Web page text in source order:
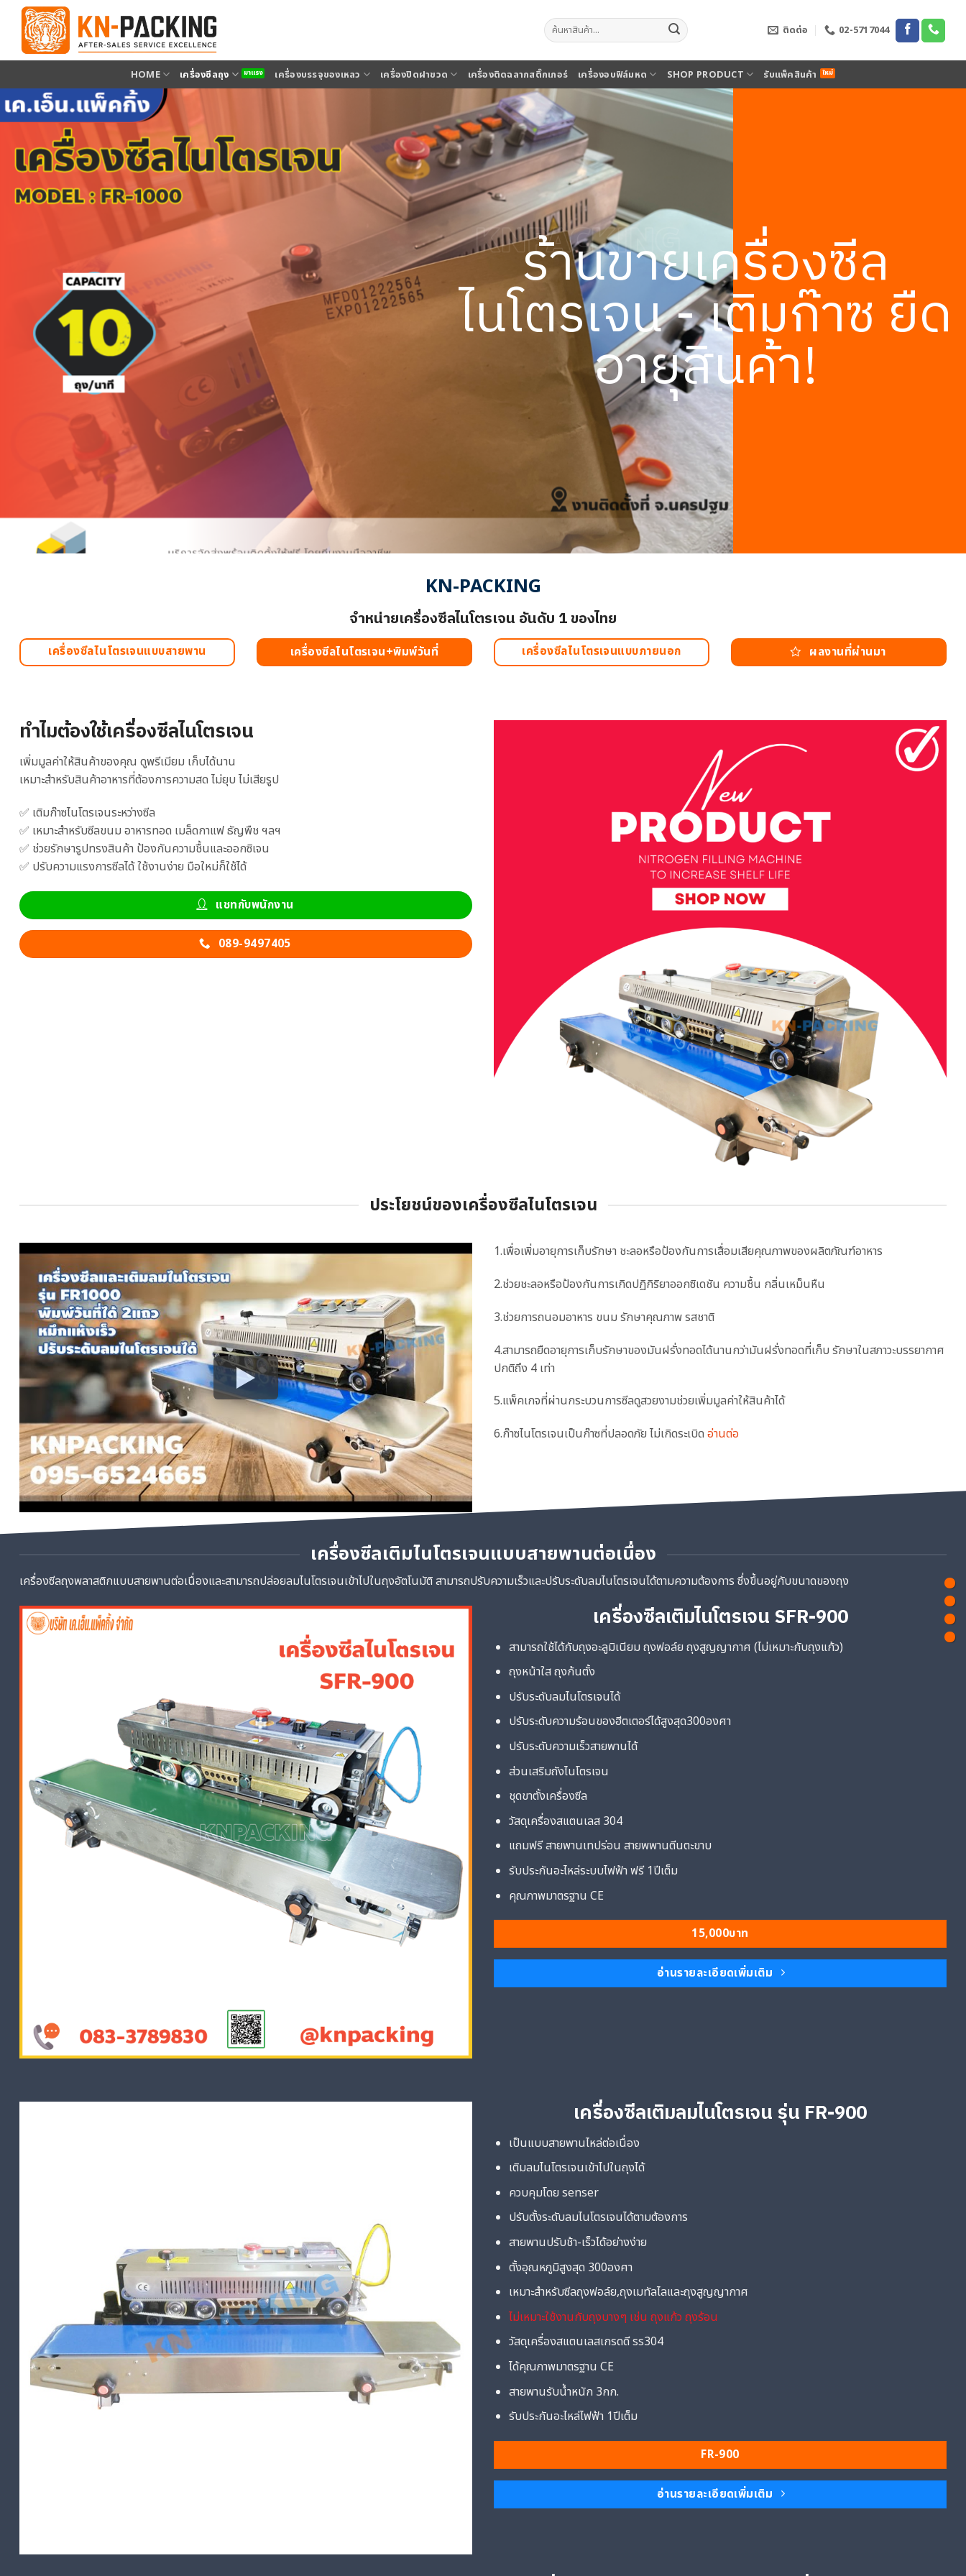
เนื้อหา
ค้นหา: ติดต่อ 02-5717044
HOME เครื่องซีลถุง เครื่องบรรจุของเหลว เครื่องปิดฝาขวด เครื่องติดฉลากสติ๊กเกอร์ เครื่องอบฟิล์มหด SHOP PRODUCT รับแพ็คสินค้า
ร้านขายเครื่องซีล
ไนโตรเจน - เติมก๊าซ ยืด
อายุสินค้า!
KN-PACKING
จำหน่ายเครื่องซีลไนโตรเจน อันดับ 1 ของไทย
เครื่องซีลไนโตรเจนแบบสายพาน เครื่องซีลไนโตรเจน+พิมพ์วันที่ เครื่องซีลไนโตรเจนแบบภายนอก ผลงานที่ผ่านมา
ทำไมต้องใช้เครื่องซีลไนโตรเจน
เพิ่มมูลค่าให้สินค้าของคุณ ดูพรีเมียม เก็บได้นาน
เหมาะสำหรับสินค้าอาหารที่ต้องการความสด ไม่ยุบ ไม่เสียรูป
✅ เติมก๊าซไนโตรเจนระหว่างซีล
✅ เหมาะสำหรับซีลขนม อาหารทอด เมล็ดกาแฟ ธัญพืช ฯลฯ
✅ ช่วยรักษารูปทรงสินค้า ป้องกันความชื้นและออกซิเจน
✅ ปรับความแรงการซีลได้ ใช้งานง่าย มือใหม่ก็ใช้ได้
แชทกับพนักงาน
089-9497405
ประโยชน์ของเครื่องซีลไนโตรเจน
1.เพื่อเพิ่มอายุการเก็บรักษา ชะลอหรือป้องกันการเสื่อมเสียคุณภาพของผลิตภัณฑ์อาหาร
2.ช่วยชะลอหรือป้องกันการเกิดปฏิกิริยาออกซิเดชัน ความชื้น กลิ่นเหม็นหืน
3.ช่วยการถนอมอาหาร ขนม รักษาคุณภาพ รสชาติ
4.สามารถยืดอายุการเก็บรักษาของมันฝรั่งทอดได้นานกว่ามันฝรั่งทอดที่เก็บ รักษาในสภาวะบรรยากาศ
ปกติถึง 4 เท่า
5.แพ็คเกจที่ผ่านกระบวนการซีลดูสวยงามช่วยเพิ่มมูลค่าให้สินค้าได้
6.ก๊าซไนโตรเจนเป็นก๊าซที่ปลอดภัย ไม่เกิดระเบิด อ่านต่อ
เครื่องซีลเติมไนโตรเจนแบบสายพานต่อเนื่อง
เครื่องซีลถุงพลาสติกแบบสายพานต่อเนื่องและสามารถปล่อยลมไนโตรเจนเข้าไปในถุงอัตโนมัติ สามารถปรับความเร็วและปรับระดับลมไนโตรเจนได้ตามความต้องการ ซึ่งขึ้นอยู่กับขนาดของถุง
เครื่องซีลเติมไนโตรเจน SFR-900
สามารถใช้ได้กับถุงอะลูมิเนียม ถุงฟอล์ย ถุงสูญญากาศ (ไม่เหมาะกับถุงแก้ว)
ถุงหน้าใส ถุงก้นตั้ง
ปรับระดับลมไนโตรเจนได้
ปรับระดับความร้อนของฮีตเตอร์ได้สูงสุด300องศา
ปรับระดับความเร็วสายพานได้
ส่วนเสริมถังไนโตรเจน
ชุดขาตั้งเครื่องซีล
วัสดุเครื่องสแตนเลส 304
แถมฟรี สายพานเทปร่อน สายพพานตีนตะขาบ
รับประกันอะไหล่ระบบไฟฟ้า ฟรี 1ปีเต็ม
คุณภาพมาตรฐาน CE
15,000บาท
อ่านรายละเอียดเพิ่มเติม
เครื่องซีลเติมลมไนโตรเจน รุ่น FR-900
เป็นแบบสายพานไหล่ต่อเนื่อง
เติมลมไนโตรเจนเข้าไปในถุงได้
ควบคุมโดย senser
ปรับตั้งระดับลมไนโตรเจนได้ตามต้องการ
สายพานปรับช้า-เร็วได้อย่างง่าย
ตั้งอุณหภูมิสูงสุด 300องศา
เหมาะสำหรับซีลถุงฟอล์ย,ถุงเมทัลไลและถุงสูญญากาศ
ไม่เหมาะใช้งานกับถุงบางๆ เช่น ถุงแก้ว ถุงร้อน
วัสดุเครื่องสแตนเลสเกรดดี ss304
ได้คุณภาพมาตรฐาน CE
สายพานรับน้ำหนัก 3กก.
รับประกันอะไหล่ไฟฟ้า 1ปีเต็ม
FR-900
อ่านรายละเอียดเพิ่มเติม